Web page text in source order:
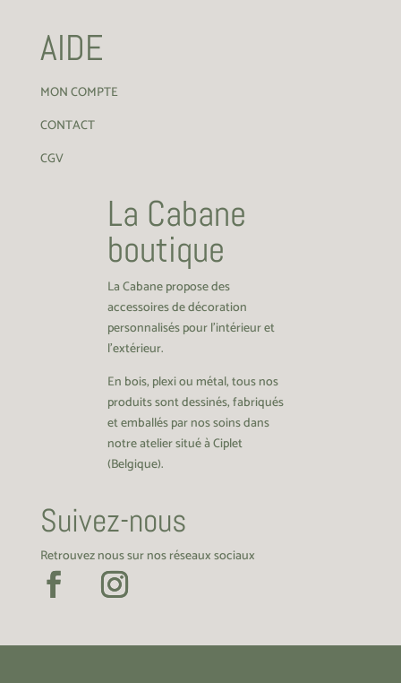
AIDE
MON COMPTE
CONTACT
CGV
La Cabane
boutique
La Cabane propose des
accessoires de décoration
personnalisés pour l’intérieur et
l’extérieur.
En bois, plexi ou métal, tous nos
produits sont dessinés, fabriqués
et emballés par nos soins dans
notre atelier situé à Ciplet
(Belgique).
Suivez-nous
Retrouvez nous sur nos réseaux sociaux